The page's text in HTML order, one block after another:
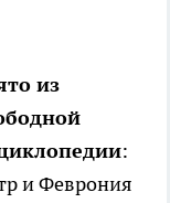
из
:
и Феврония